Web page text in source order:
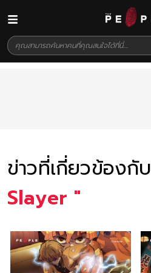
ข่าวที่เกี่ยวข้องกับ
Slayer "